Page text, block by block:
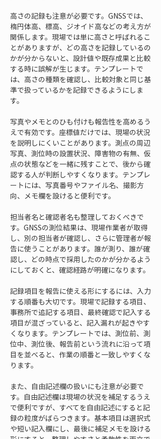
高さの記録も注意が必要です。GNSSでは、
楕円体高、標高、ジオイド高などの考え方が
関係します。現場では単に高さと呼ばれるこ
とがありますが、どの高さを記録しているの
かが分からないと、設計値や既存成果と比較
する時に誤解が生じます。テンプレートで
は、高さの種類を確認し、比較対象と同じ基
準で扱っているかを記録できるようにしま
す。
写真やメモとのひも付けも報告性を高めるう
えで有効です。座標値だけでは、現場の状況
を説明しにくいことがあります。測点の周辺
写真、測位時の設置状況、障害物の有無、仮
点の状態などを一緒に残すことで、後から確
認する人が判断しやすくなります。テンプレ
ートには、写真番号やファイル名、撮影方
向、メモ欄を設けると便利です。
担当者名と確認者名も整理しておくべきで
す。GNSSの測位結果は、現場作業者が取得
し、別の担当者が確認し、さらに管理者が報
告に使うことがあります。誰が測り、誰が確
認し、どの時点で採用したのかが分かるよう
にしておくと、確認経路が明確になります。
記録項目を報告に使える形にするには、入力
する順番も大切です。現場で記録する項目、
事務所で追記する項目、最終確認で記入する
項目が混ざっていると、記入漏れが起きやす
くなります。テンプレートでは、測位前、測
位中、測位後、報告前という流れに沿って項
目を並べると、作業の順番と一致しやすくな
ります。
また、自由記述欄の扱いにも注意が必要で
す。自由記述欄は現場の状況を補足するうえ
で便利ですが、すべてを自由記述にすると記
録の粒度がばらつきます。基本項目は選択式
や短い記入欄にし、最後に補足メモを設ける